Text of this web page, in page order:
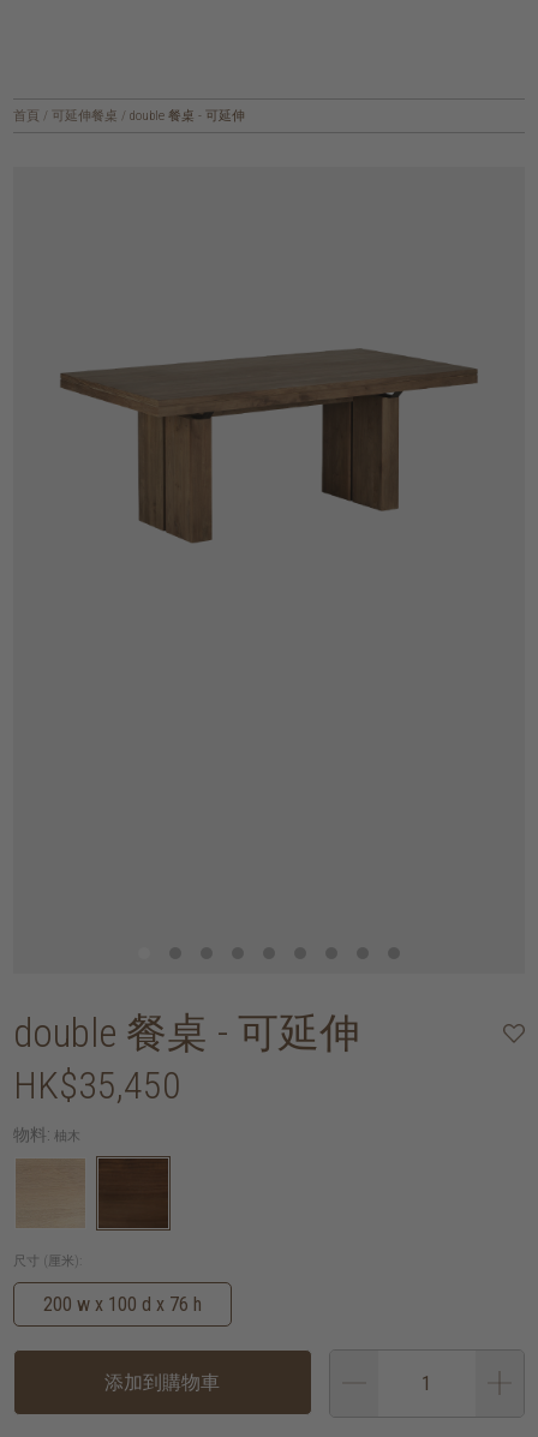
首頁 / 可延伸餐桌 / double 餐桌 - 可延伸
double 餐桌 - 可延伸
HK$35,450
物料: 柚木
尺寸 (厘米):
200 w x 100 d x 76 h
添加到購物車